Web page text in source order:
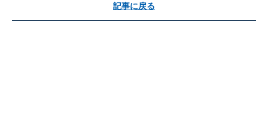
記事に戻る